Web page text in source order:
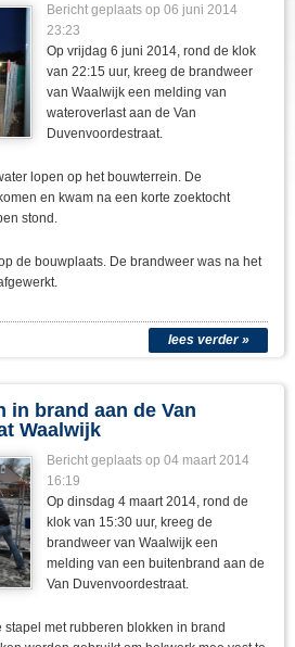
Bericht geplaats op 06 juni 2014
23:23
Op vrijdag 6 juni 2014, rond de klok
van 22:15 uur, kreeg de brandweer
van Waalwijk een melding van
wateroverlast aan de Van
Duvenvoordestraat.
lopen op het bouwterrein. De
en kwam na een korte zoektocht
stond.
de bouwplaats. De brandweer was na het
lees verder »
in brand aan de Van
Waalwijk
Bericht geplaats op 04 maart 2014
16:19
Op dinsdag 4 maart 2014, rond de
klok van 15:30 uur, kreeg de
brandweer van Waalwijk een
melding van een buitenbrand aan de
Van Duvenvoordestraat.
met rubberen blokken in brand